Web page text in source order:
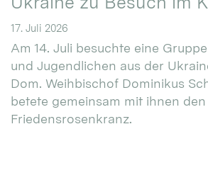
17. Juli 2026
Am 14. Juli besuchte eine
und Jugendlichen aus der
Dom. Weihbischof Dominikus
betete gemeinsam mit ihnen den
Friedensrosenkranz.